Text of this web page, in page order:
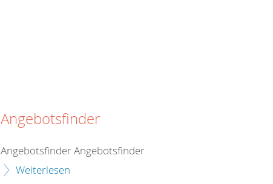
Angebotsfinder
Angebotsfinder Angebotsfinder
Weiterlesen